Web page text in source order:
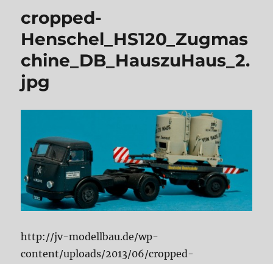
cropped-
Henschel_HS120_Zugmas
chine_DB_HauszuHaus_2.
jpg
http://jv-modellbau.de/wp-
content/uploads/2013/06/cropped-